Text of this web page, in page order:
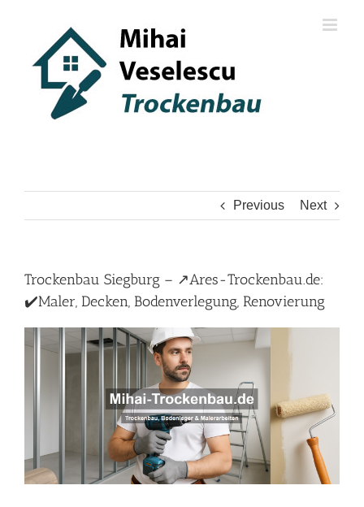
Previous Next
Trockenbau Siegburg – ↗️Ares-Trockenbau.de:
✔️Maler, Decken, Bodenverlegung, Renovierung